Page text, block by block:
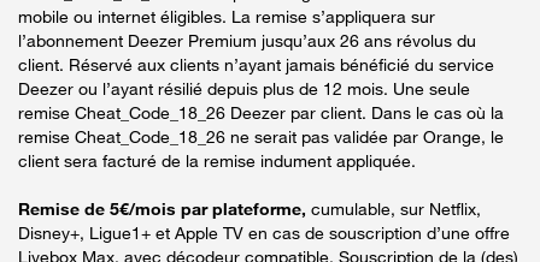
mobile ou internet éligibles. La remise s’appliquera sur
l’abonnement Deezer Premium jusqu’aux 26 ans révolus du
client. Réservé aux clients n’ayant jamais bénéficié du service
Deezer ou l’ayant résilié depuis plus de 12 mois. Une seule
remise Cheat_Code_18_26 Deezer par client. Dans le cas où la
remise Cheat_Code_18_26 ne serait pas validée par Orange, le
client sera facturé de la remise indument appliquée.
Remise de 5€/mois par plateforme, cumulable, sur Netflix,
Disney+, Ligue1+ et Apple TV en cas de souscription d’une offre
Livebox Max, avec décodeur compatible. Souscription de la (des)